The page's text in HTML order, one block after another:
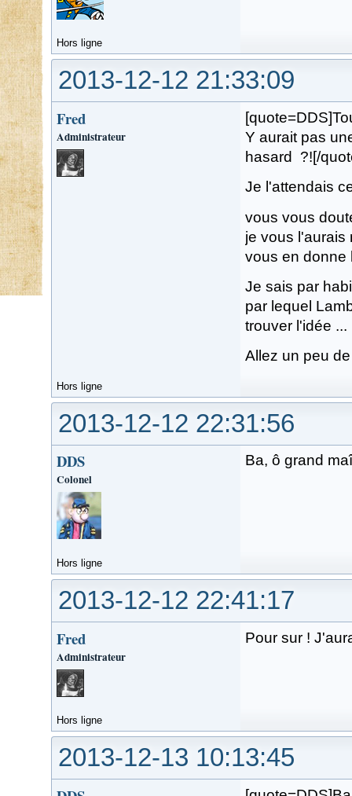
Hors ligne
2013-12-12 21:33:09
Fred
Administrateur
Y aurait pas
hasard ?![/
Je l'attendais
vous vous
je vous l'aurais
vous en donne
Je sais par
par lequel
trouver l'idée ...
Allez un peu
Hors ligne
2013-12-12 22:31:56
DDS
Colonel
Ba, ô grand
Hors ligne
2013-12-12 22:41:17
Fred
Administrateur
Pour sur !
Hors ligne
2013-12-13 10:13:45